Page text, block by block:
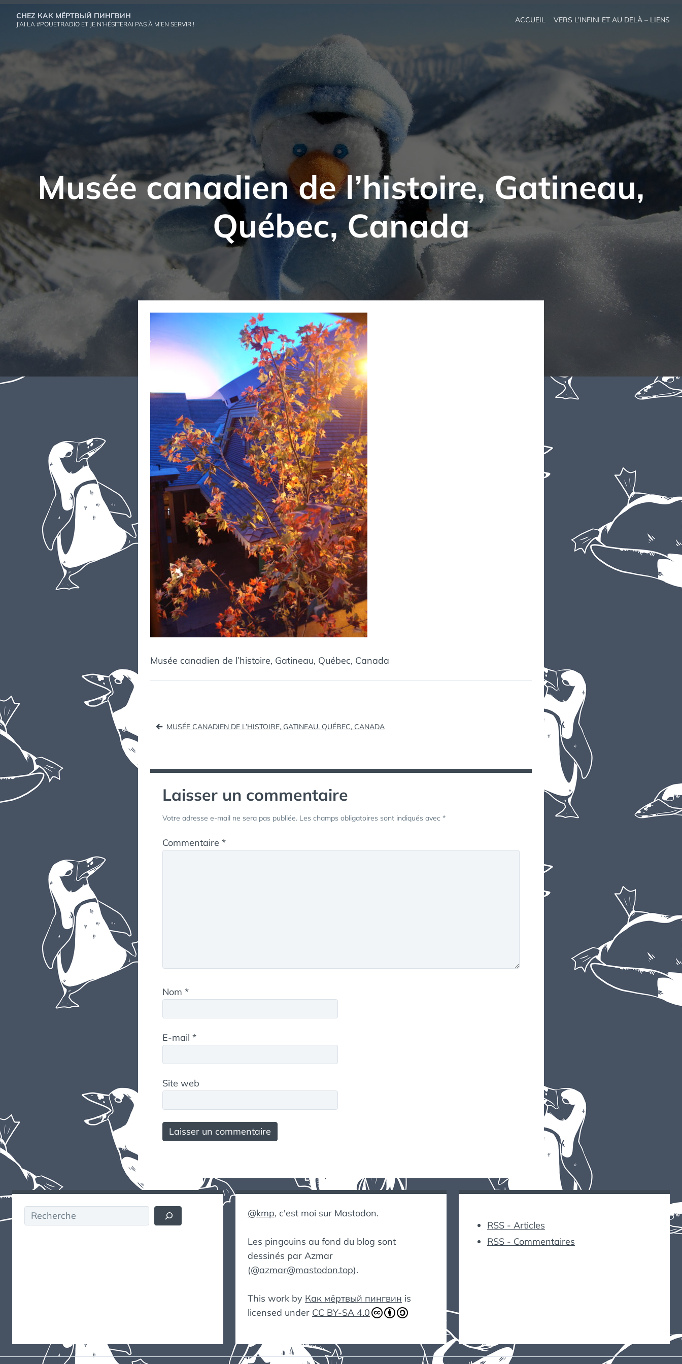
CHEZ КАК МЁРТВЫЙ ПИНГВИН
J’AI LA #POUETRADIO ET JE N’HÉSITERAI PAS À M’EN SERVIR ! ACCUEIL VERS L’INFINI ET AU DELÀ – LIENS
Musée canadien de l’histoire, Gatineau,
Québec, Canada
Musée canadien de l’histoire, Gatineau, Québec, Canada
Navigation
l’article
MUSÉE CANADIEN DE L’HISTOIRE, GATINEAU, QUÉBEC, CANADA
Laisser un commentaire
Votre adresse e-mail ne sera pas publiée. Les champs obligatoires sont indiqués avec *
Commentaire *
Nom *
E-mail *
Site web
Rechercher @kmp, c'est moi sur Mastodon.
Les pingouins au fond du blog sont
dessinés par Azmar
(@azmar@mastodon.top).
This work by Как мёртвый пингвин is
licensed under CC BY-SA 4.0
RSS - Articles
RSS - Commentaires